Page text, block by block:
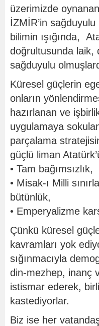
üzerimizde
İZMİR’in
bilimin ışığında,
doğrultusunda laik,
sağduyulu
Küresel güçlerin
onların
hazırlanan ve
uygulamaya
parçalama
güçlü liman
• Tam bağımsızlık,
• Misak-ı Milli
bütünlük,
• Emperyalizme
Çünkü küresel
kavramları yok
sığınmacıyla
din-mezhep, inanç
istismar ederek,
kastediyorlar.
Biz ise her